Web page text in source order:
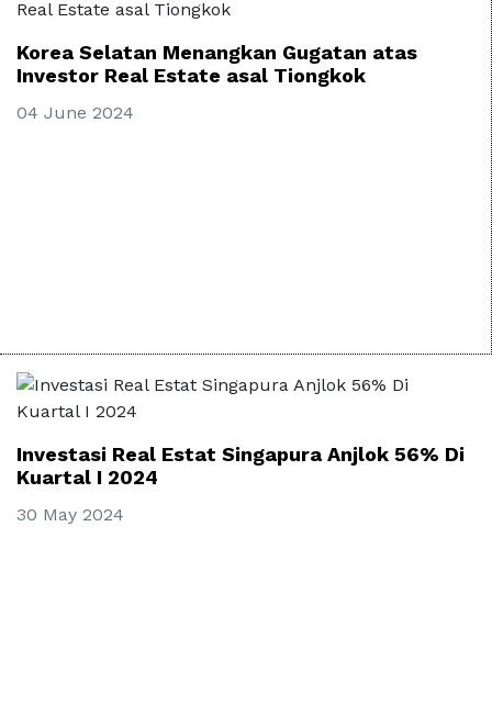
Korea Selatan Menangkan Gugatan atas
Investor Real Estate asal Tiongkok
04 June 2024
Investasi Real Estat Singapura Anjlok 56% Di
Kuartal I 2024
30 May 2024